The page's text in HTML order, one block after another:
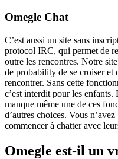
Omegle Chat
C’est aussi un site sans
protocol IRC, qui permet de
outre les rencontres. Notre
de probability de se croiser et
rencontrer. Sans cette
c’est interdit pour les
manque même une de ces
d’autres choices. Vous
commencer à chatter avec
Omegle est-il un